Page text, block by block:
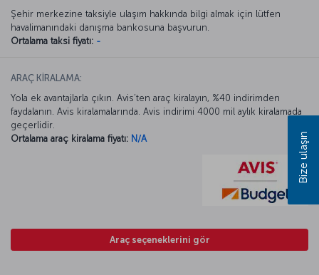
Şehir merkezine taksiyle ulaşım hakkında bilgi almak için lütfen
havalimanındaki danışma bankosuna başvurun.
Ortalama taksi fiyatı: -
ARAÇ KİRALAMA:
Yola ek avantajlarla çıkın. Avis’ten araç kiralayın, %40 indirimden
faydalanın. Avis kiralamalarında. Avis indirimi 4000 mil aylık kiralamada
geçerlidir.
Ortalama araç kiralama fiyatı: N/A
Araç seçeneklerini gör
Bize ulaşın